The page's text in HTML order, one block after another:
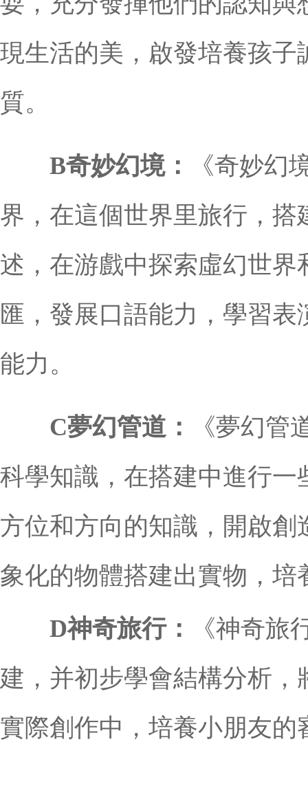
現生活的美，啟發培養孩
質。
B奇妙幻境：
《奇妙幻
界，在這個世界里旅行，
述，在游戲中探索虛幻世
匯，發展口語能力，學習
能力。
C夢幻管道：
《夢幻管
科學知識，在搭建中進行
方位和方向的知識，開啟
象化的物體搭建出實物，
D神奇旅行：
《神奇旅
建，并初步學會結構分析
實際創作中，培養小朋友的